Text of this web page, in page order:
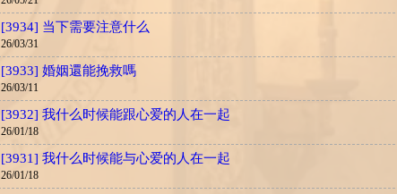
[3934] 当下需要注意什么
26/03/31
[3933] 婚姻還能挽救嗎
26/03/11
[3932] 我什么时候能跟心爱的人在一起
26/01/18
[3931] 我什么时候能与心爱的人在一起
26/01/18